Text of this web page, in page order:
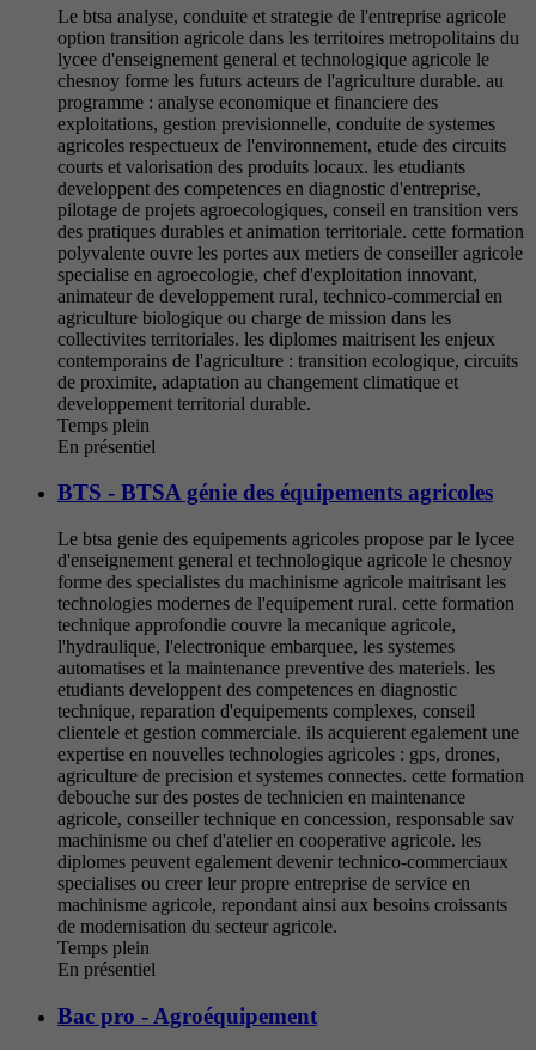
Le btsa analyse, conduite et strategie de l'entreprise agricole
option transition agricole dans les territoires metropolitains du
lycee d'enseignement general et technologique agricole le
chesnoy forme les futurs acteurs de l'agriculture durable. au
programme : analyse economique et financiere des
exploitations, gestion previsionnelle, conduite de systemes
agricoles respectueux de l'environnement, etude des circuits
courts et valorisation des produits locaux. les etudiants
developpent des competences en diagnostic d'entreprise,
pilotage de projets agroecologiques, conseil en transition vers
des pratiques durables et animation territoriale. cette formation
polyvalente ouvre les portes aux metiers de conseiller agricole
specialise en agroecologie, chef d'exploitation innovant,
animateur de developpement rural, technico-commercial en
agriculture biologique ou charge de mission dans les
collectivites territoriales. les diplomes maitrisent les enjeux
contemporains de l'agriculture : transition ecologique, circuits
de proximite, adaptation au changement climatique et
developpement territorial durable.
Temps plein
En présentiel
BTS - BTSA génie des équipements agricoles
Le btsa genie des equipements agricoles propose par le lycee
d'enseignement general et technologique agricole le chesnoy
forme des specialistes du machinisme agricole maitrisant les
technologies modernes de l'equipement rural. cette formation
technique approfondie couvre la mecanique agricole,
l'hydraulique, l'electronique embarquee, les systemes
automatises et la maintenance preventive des materiels. les
etudiants developpent des competences en diagnostic
technique, reparation d'equipements complexes, conseil
clientele et gestion commerciale. ils acquierent egalement une
expertise en nouvelles technologies agricoles : gps, drones,
agriculture de precision et systemes connectes. cette formation
debouche sur des postes de technicien en maintenance
agricole, conseiller technique en concession, responsable sav
machinisme ou chef d'atelier en cooperative agricole. les
diplomes peuvent egalement devenir technico-commerciaux
specialises ou creer leur propre entreprise de service en
machinisme agricole, repondant ainsi aux besoins croissants
de modernisation du secteur agricole.
Temps plein
En présentiel
Bac pro - Agroéquipement